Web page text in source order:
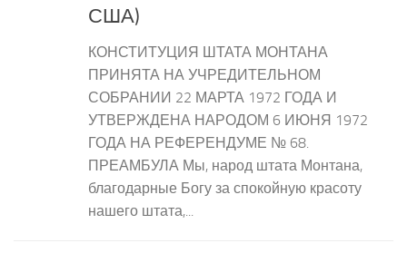
США)
КОНСТИТУЦИЯ ШТАТА МОНТАНА
ПРИНЯТА НА УЧРЕДИТЕЛЬНОМ
СОБРАНИИ 22 МАРТА 1972 ГОДА И
УТВЕРЖДЕНА НАРОДОМ 6 ИЮНЯ 1972
ГОДА НА РЕФЕРЕНДУМЕ № 68.
ПРЕАМБУЛА Мы, народ штата Монтана,
благодарные Богу за спокойную красоту
нашего штата,...